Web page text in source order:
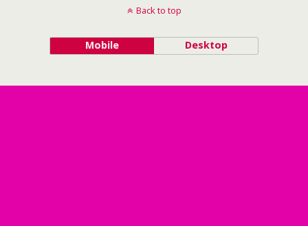
Back to top
Mobile Desktop